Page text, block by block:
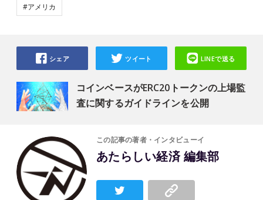
#アメリカ
コインベースがERC20トークンの上場監
査に関するガイドラインを公開
シェア ツイート LINEで送る
この記事の著者・インタビューイ
あたらしい経済 編集部